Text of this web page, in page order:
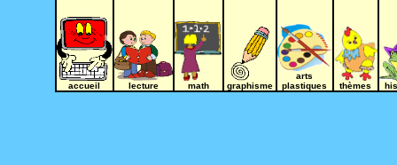
accueil lecture math graphisme
arts
plastiques
thèmes